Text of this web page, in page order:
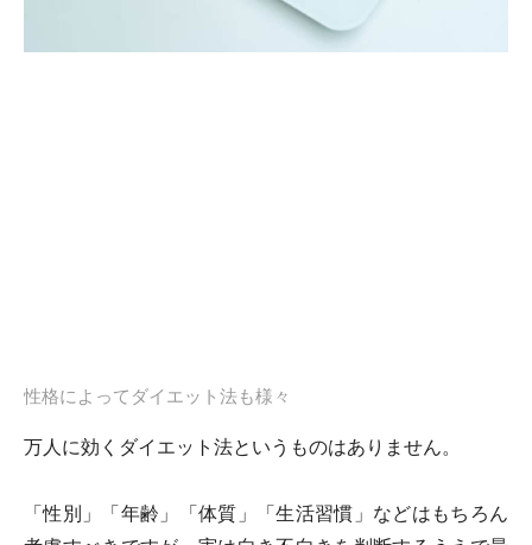
性格によってダイエット法も様々
万人に効くダイエット法というものはありません。
「性別」「年齢」「体質」「生活習慣」などはもちろん